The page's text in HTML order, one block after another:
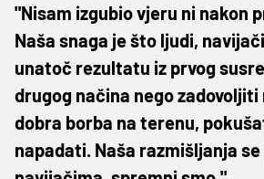
"Nisam izgubio vjeru ni nakon
Naša snaga je što ljudi,
unatoč rezultatu iz prvog
drugog načina nego
dobra borba na terenu,
napadati. Naša razmišljanja